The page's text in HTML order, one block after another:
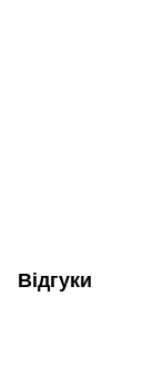
Відгуки